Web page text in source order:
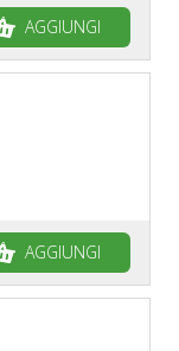
AGGIUNGI
AGGIUNGI